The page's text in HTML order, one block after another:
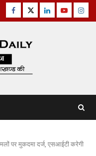
Facebook
TwitterLinkedinYoutube
पर मुकदमा दर्ज, एसआईटी करेगी